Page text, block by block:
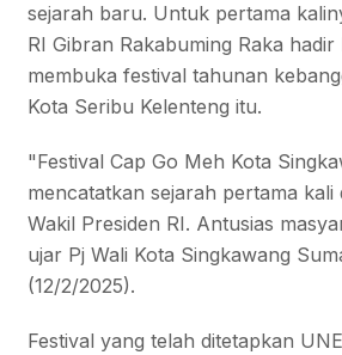
sejarah baru. Untuk pertama
RI Gibran Rakabuming Raka hadir
membuka festival tahunan
Kota Seribu Kelenteng itu.
"Festival Cap Go Meh Kota
mencatatkan sejarah pertama kali
Wakil Presiden RI. Antusias
ujar Pj Wali Kota Singkawang
(12/2/2025).
Festival yang telah ditetapkan